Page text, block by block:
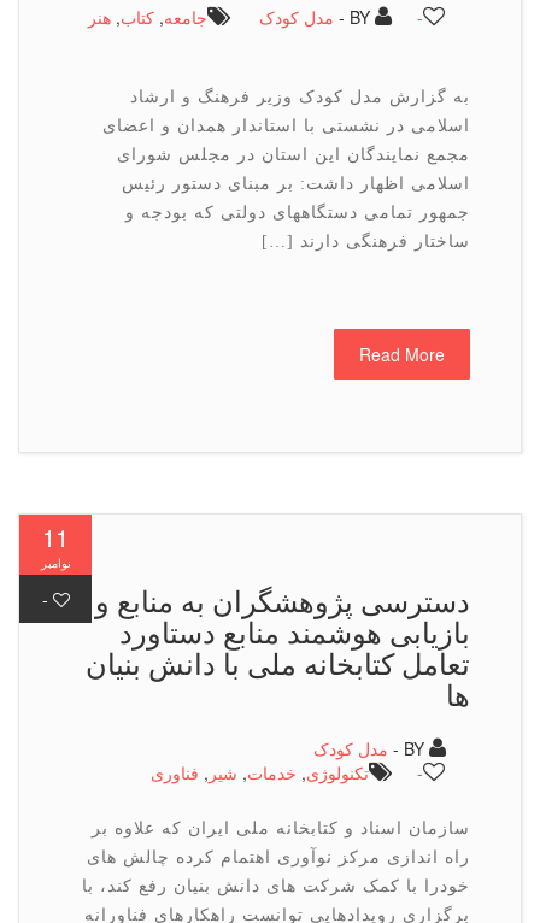
BY - مدل کودک جامعه,كتاب,هنر
به گزارش مدل کودک وزیر فرهنگ و ارشاد
اسلامی در نشستی با استاندار همدان و اعضای
مجمع نمایندگان این استان در مجلس شورای
اسلامی اظهار داشت: بر مبنای دستور رئیس
جمهور تمامی دستگاههای دولتی که بودجه و
ساختار فرهنگی دارند […]
Read More
-
دسترسی پژوهشگران به منابع و
بازیابی هوشمند منابع دستاورد
تعامل کتابخانه ملی با دانش بنیان
مدل کودک
تكنولوژی,خدمات, شیر,فناوری
سازمان اسناد و کتابخانه ملی ایران که علاوه بر
راه اندازی مرکز نوآوری اهتمام کرده چالش های
خودرا با کمک شرکت های دانش بنیان رفع کند، با
برگزاری رویدادهایی توانست راهکارهای فناورانه